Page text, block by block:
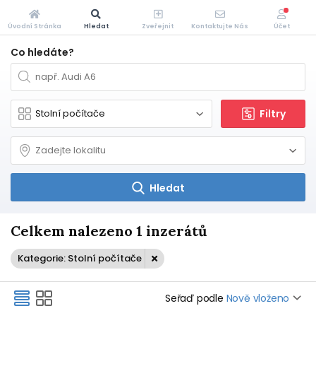
Co hledáte?
Filtry
Hledat
Celkem nalezeno 1 inzerátů
Kategorie: Stolní počítače
Seřaď podle Nově vloženo
Úvodní Stránka Hledat Zveřejnit Kontaktujte Nás Účet